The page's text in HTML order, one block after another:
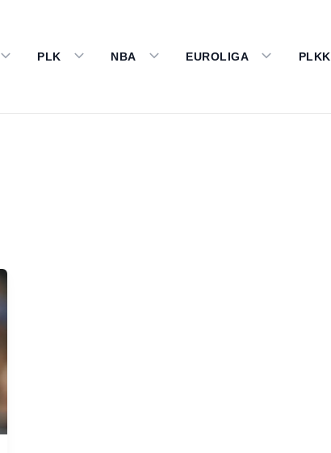
PLK NBA EUROLIGA PLKK